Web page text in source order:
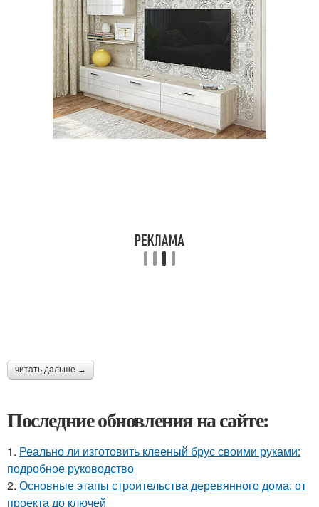
читать дальше →
Последние обновления на сайте:
1. Реально ли изготовить клееный брус своими руками:
подробное руководство
2. Основные этапы строительства деревянного дома: от
проекта до ключей